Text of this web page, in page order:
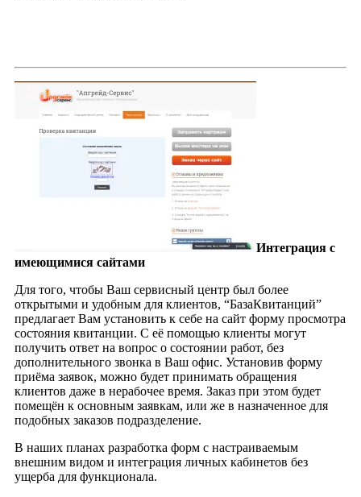
Интеграция с
имеющимися сайтами
Для того, чтобы Ваш сервисный центр был более
открытыми и удобным для клиентов, “БазаКвитанций”
предлагает Вам установить к себе на сайт форму просмотра
состояния квитанции. С её помощью клиенты могут
получить ответ на вопрос о состоянии работ, без
дополнительного звонка в Ваш офис. Установив форму
приёма заявок, можно будет принимать обращения
клиентов даже в нерабочее время. Заказ при этом будет
помещён к основным заявкам, или же в назначенное для
подобных заказов подразделение.
В наших планах разработка форм с настраиваемым
внешним видом и интеграция личных кабинетов без
ущерба для функционала.